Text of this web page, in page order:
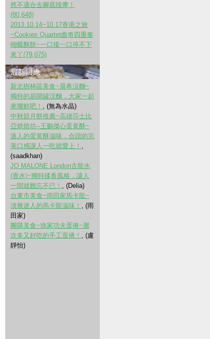
然不適合去腳底按摩！
(80,648)
2013.10.14~10.17香港之旅
~Cookies Quartet曲奇四重奏
蝴蝶酥餅~一口接一口停不下
來丫(79,075)
最新回應
新北樹林區美食~晨希涼麵~
獨特的易開罐涼麵，大家一起
來嚐鮮吧！ , (無為水晶)
中秋節月餅推薦~高雄莎士比
亞烘焙坊--王鵬傑心蛋黃酥~
迷人的蛋黃酥滋味，合諧的完
美口感讓人一吃就愛上！ ,
(saadkhan)
JO MALONE London古龍水
(香水)~獨特揉香風格，讓人
一聞就難忘不已！ , (Delia)
台東市美食~雨田家馬卡龍~
淡雅迷人的馬卡龍滋味！ , (雨
田家)
團購美食~徐家功夫蛋捲~層
次多又好吃的手工蛋捲！ , (盧
靜怡)